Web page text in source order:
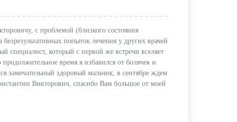
с проблемой (близкого состояния
попыток лечения у других врачей
специалист, который с первой же встречи вселяет
продолжительное время я избавился от болячек и
замечательный здоровый мальчик, в сентябре ждем
Викторович, спасибо Вам большое от моей